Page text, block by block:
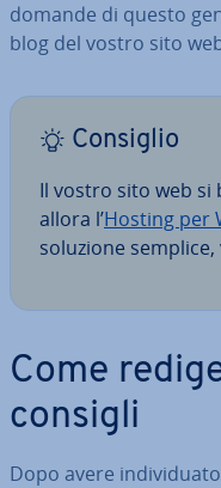
domande di questo
blog del vostro sito
Consiglio
Il vostro sito web si
allora l’Hosting per
soluzione semplice,
Come
consigli
Dopo avere